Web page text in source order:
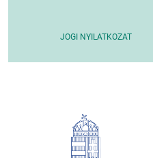
JOGI NYILATKOZAT